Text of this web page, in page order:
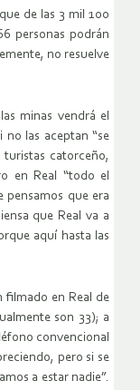
de las 3 mil 100
personas podrán
no resuelve
minas vendrá el
no las aceptan “se
catorceño,
en Real “todo el
que era
que Real va a
aquí hasta las
filmado en Real de
son 33); a
convencional
pero si se
a estar nadie”.